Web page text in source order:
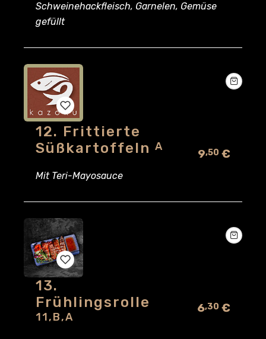
wishlist
Schweinehackfleisch, Garnelen, Gemüse
gefüllt
Add
wishlist
12. Frittierte
Süßkartoffeln A
Mit Teri-Mayosauce
9,50 €
Add
to
13.
Frühlingsrolle
11,B,A
6,30 €